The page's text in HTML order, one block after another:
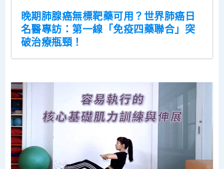
晚期肺腺癌無標靶藥可用？世界肺癌日
名醫專訪：第一線「免疫四藥聯合」突
破治療瓶頸！